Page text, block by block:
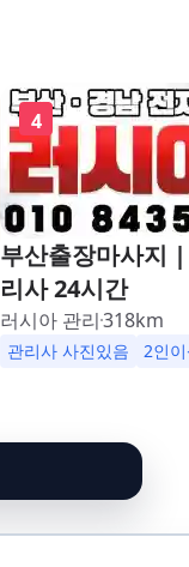
4
부산출장마사지
리사 24시간
러시아 관리318km
관리사 사진있음 2인